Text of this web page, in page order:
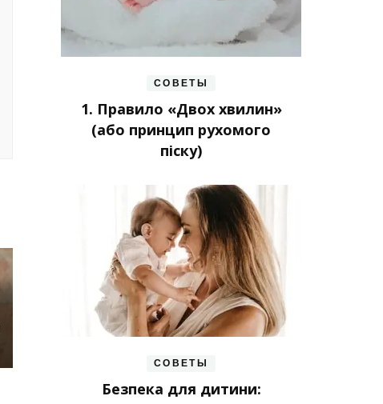
СОВЕТЫ
1. Правило «Двох хвилин»
(або принцип рухомого
піску)
СОВЕТЫ
Безпека для дитини: